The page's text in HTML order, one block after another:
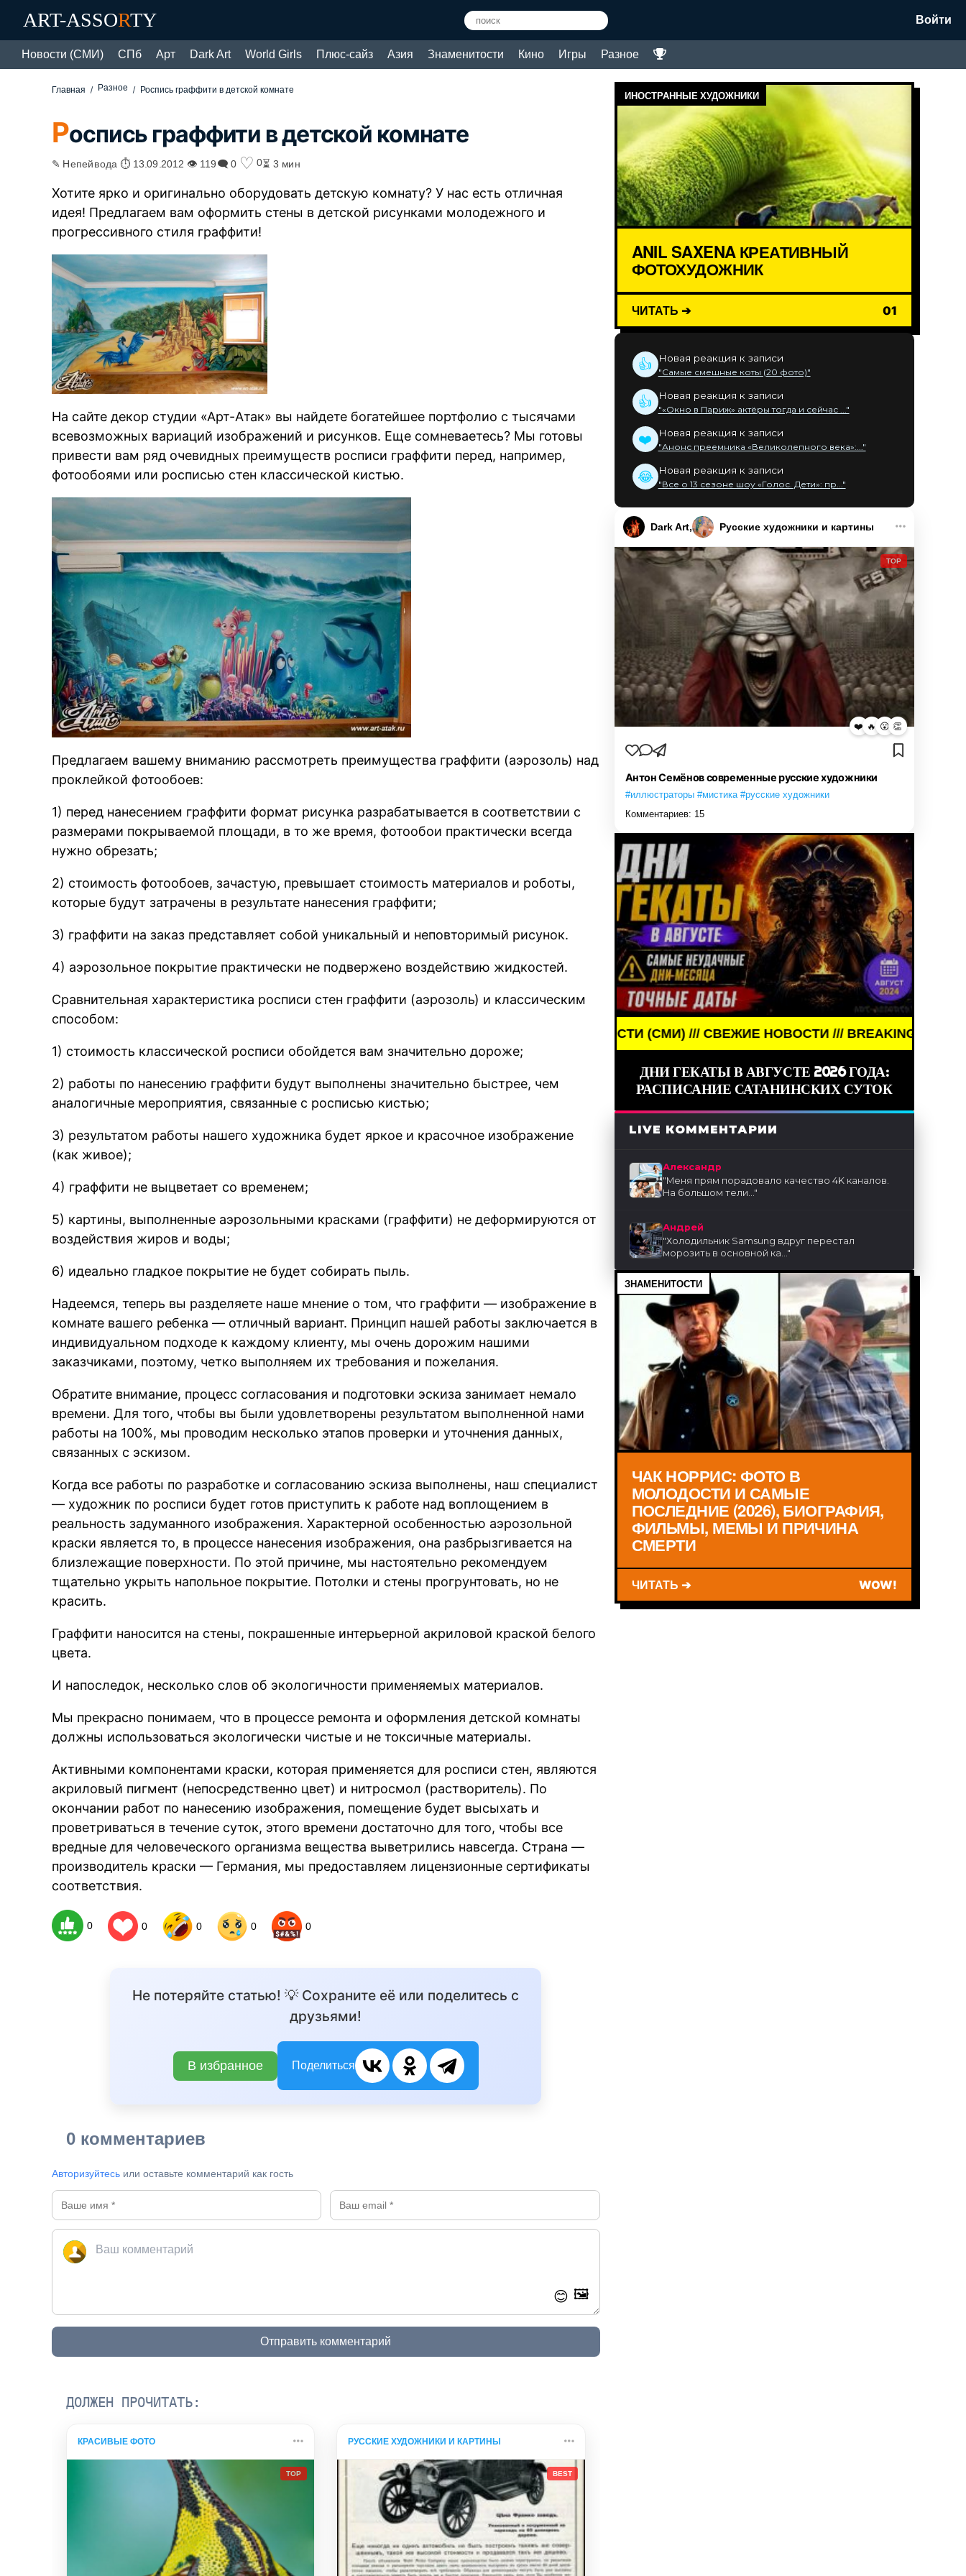
ART-ASSORTY Войти
Новости (СМИ) СПб Арт Dark Art World Girls Плюс-сайз Азия Знаменитости Кино Игры Разное
Главная Разное Роспись граффити в детской комнате
Роспись граффити в детской комнате
✎ Непейвода ⏱ 13.09.2012 👁 119🗨 0 ♡ 0⏳ 3 мин
Хотите ярко и оригинально оборудовать детскую комнату? У нас есть отличная
идея! Предлагаем вам оформить стены в детской рисунками молодежного и
прогрессивного стиля граффити!
На сайте декор студии «Арт-Атак» вы найдете богатейшее портфолио с тысячами
всевозможных вариаций изображений и рисунков. Еще сомневаетесь? Мы готовы
привести вам ряд очевидных преимуществ росписи граффити перед, например,
фотообоями или росписью стен классической кистью.
Предлагаем вашему вниманию рассмотреть преимущества граффити (аэрозоль) над
проклейкой фотообоев:
1) перед нанесением граффити формат рисунка разрабатывается в соответствии с
размерами покрываемой площади, в то же время, фотообои практически всегда
нужно обрезать;
2) стоимость фотообоев, зачастую, превышает стоимость материалов и роботы,
которые будут затрачены в результате нанесения граффити;
3) граффити на заказ представляет собой уникальный и неповторимый рисунок.
4) аэрозольное покрытие практически не подвержено воздействию жидкостей.
Сравнительная характеристика росписи стен граффити (аэрозоль) и классическим
способом:
1) стоимость классической росписи обойдется вам значительно дороже;
2) работы по нанесению граффити будут выполнены значительно быстрее, чем
аналогичные мероприятия, связанные с росписью кистью;
3) результатом работы нашего художника будет яркое и красочное изображение
(как живое);
4) граффити не выцветает со временем;
5) картины, выполненные аэрозольными красками (граффити) не деформируются от
воздействия жиров и воды;
6) идеально гладкое покрытие не будет собирать пыль.
Надеемся, теперь вы разделяете наше мнение о том, что граффити — изображение в
комнате вашего ребенка — отличный вариант. Принцип нашей работы заключается в
индивидуальном подходе к каждому клиенту, мы очень дорожим нашими
заказчиками, поэтому, четко выполняем их требования и пожелания.
Обратите внимание, процесс согласования и подготовки эскиза занимает немало
времени. Для того, чтобы вы были удовлетворены результатом выполненной нами
работы на 100%, мы проводим несколько этапов проверки и уточнения данных,
связанных с эскизом.
Когда все работы по разработке и согласованию эскиза выполнены, наш специалист
— художник по росписи будет готов приступить к работе над воплощением в
реальность задуманного изображения. Характерной особенностью аэрозольной
краски является то, в процессе нанесения изображения, она разбрызгивается на
близлежащие поверхности. По этой причине, мы настоятельно рекомендуем
тщательно укрыть напольное покрытие. Потолки и стены прогрунтовать, но не
красить.
Граффити наносится на стены, покрашенные интерьерной акриловой краской белого
цвета.
И напоследок, несколько слов об экологичности применяемых материалов.
Мы прекрасно понимаем, что в процессе ремонта и оформления детской комнаты
должны использоваться экологически чистые и не токсичные материалы.
Активными компонентами краски, которая применяется для росписи стен, являются
акриловый пигмент (непосредственно цвет) и нитросмол (растворитель). По
окончании работ по нанесению изображения, помещение будет высыхать и
проветриваться в течение суток, этого времени достаточно для того, чтобы все
вредные для человеческого организма вещества выветрились навсегда. Страна —
производитель краски — Германия, мы предоставляем лицензионные сертификаты
соответствия.
0 0 0 0 0
Не потеряйте статью! 💡 Сохраните её или поделитесь с
друзьями!
В избранное Поделиться
0 комментариев
Авторизуйтесь или оставьте комментарий как гость
😊 🖼️
Отправить комментарий
ДОЛЖЕН ПРОЧИТАТЬ:
КРАСИВЫЕ ФОТО
TOP
РУССКИЕ ХУДОЖНИКИ И КАРТИНЫ
BEST
ИНОСТРАННЫЕ ХУДОЖНИКИ
ANIL SAXENA КРЕАТИВНЫЙ
ФОТОХУДОЖНИК
ЧИТАТЬ ➔ 01
👍 Новая реакция к записи
"Самые смешные коты (20 фото)"
👍 Новая реакция к записи
"«Окно в Париж» актёры тогда и сейчас ..."
❤️ Новая реакция к записи
"Анонс преемника «Великолепного века»:..."
😂 Новая реакция к записи
"Все о 13 сезоне шоу «Голос. Дети»: пр..."
Dark Art Русские художники и картины
TOP
❤️ 🔥 😮 👏
Антон Семёнов современные русские художники
#иллюстраторы #мистика #русские художники
Комментариев: 15
BREAKING NEWS /// НОВОСТИ (СМИ) /// СВЕЖИЕ НОВОСТИ /// BREAKING NEWS /// НОВОСТИ
ДНИ ГЕКАТЫ В АВГУСТЕ 2026 ГОДА:
РАСПИСАНИЕ САТАНИНСКИХ СУТОК
LIVE КОММЕНТАРИИ
Александр
"Меня прям порадовало качество 4K каналов.
На большом тели..."
Андрей
"Холодильник Samsung вдруг перестал
морозить в основной ка..."
ЗНАМЕНИТОСТИ
ЧАК НОРРИС: ФОТО В
МОЛОДОСТИ И САМЫЕ
ПОСЛЕДНИЕ (2026), БИОГРАФИЯ,
ФИЛЬМЫ, МЕМЫ И ПРИЧИНА
СМЕРТИ
ЧИТАТЬ ➔ WOW!